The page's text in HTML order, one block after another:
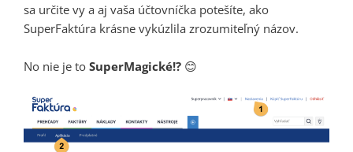
sa určite vy a aj vaša účtovníčka potešíte, ako
SuperFaktúra krásne vykúzlila zrozumiteľný názov.
No nie je to SuperMagické!? 😊